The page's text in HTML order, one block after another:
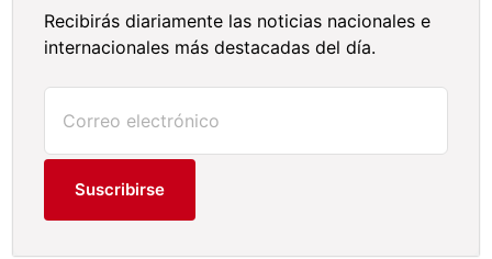
Recibirás diariamente las noticias nacionales e
internacionales más destacadas del día.
Suscribirse